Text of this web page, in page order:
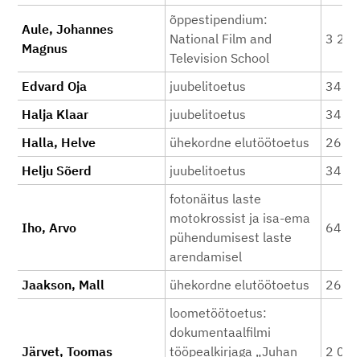
Aule, Johannes
Magnus
õppestipendium:
National Film and
Television School
3 200
Edvard Oja juubelitoetus
340
Halja Klaar
juubelitoetus
340
Halla, Helve
ühekordne elutöötoetus
260
Helju Sõerd
juubelitoetus 340
Iho, Arvo
fotonäitus laste
motokrossist ja isa-ema
pühendumisest laste
arendamisel
646
Jaakson, Mall ühekordne elutöötoetus 260
Järvet, Toomas
loometöötoetus:
dokumentaalfilmi
tööpealkirjaga „Juhan
2 000